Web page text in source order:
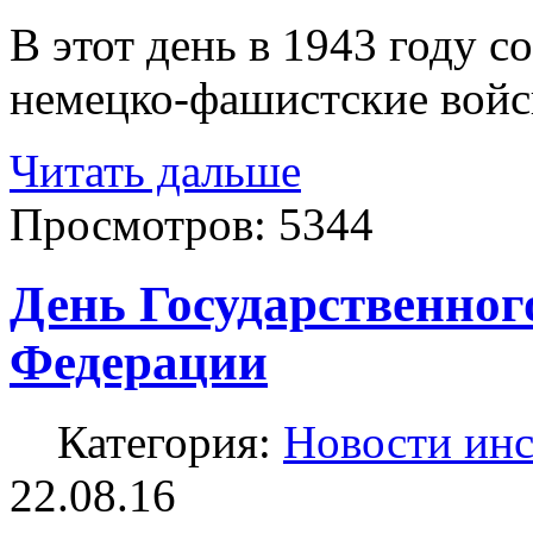
В этот день в 1943 году
немецко-фашистские
Читать дальше
Просмотров: 5344
День
Федерации
Категория: Новости
22.08.16